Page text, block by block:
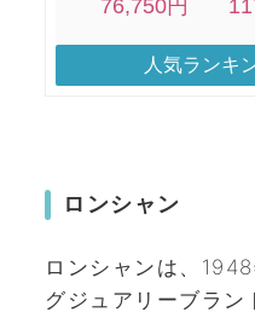
人気ランキ
ロンシャン
ロンシャンは、
グジュアリーブラン